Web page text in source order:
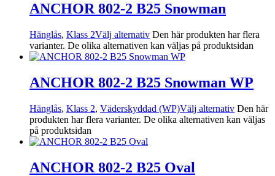
ANCHOR 802-2 B25 Snowman
Hänglås, Klass 2Välj alternativ Den här produkten har flera
varianter. De olika alternativen kan väljas på produktsidan
ANCHOR 802-2 B25 Snowman WP
Hänglås, Klass 2, Väderskyddad (WP)Välj alternativ Den här
produkten har flera varianter. De olika alternativen kan väljas
på produktsidan
ANCHOR 802-2 B25 Oval